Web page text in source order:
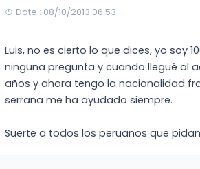
Date : 08/10/2013 06:53
Luis, no es cierto lo que dices, yo soy
ninguna pregunta y cuando llegué al
años y ahora tengo la nacionalidad
serrana me ha ayudado siempre.
Suerte a todos los peruanos que